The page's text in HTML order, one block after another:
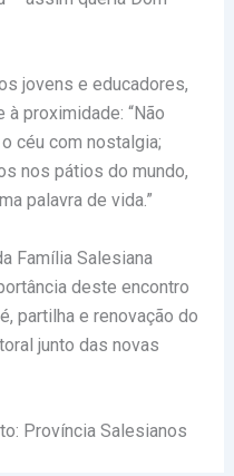
jovens e educadores,
à proximidade: “Não
céu com nostalgia;
nos pátios do mundo,
palavra de vida.”
Família Salesiana
deste encontro
partilha e renovação do
junto das novas
Província Salesianos